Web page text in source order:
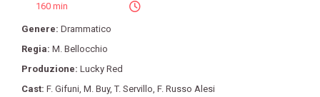
160 min
Genere: Drammatico
Regia: M. Bellocchio
Produzione: Lucky Red
Cast: F. Gifuni, M. Buy,T. Servillo, F. Russo Alesi